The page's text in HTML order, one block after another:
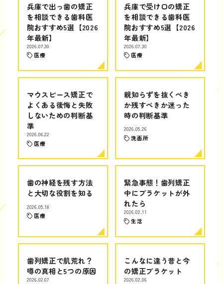
兵庫で出っ歯の矯正
を相談できる歯科医
院おすすめ5選【2026
年最新】
2026.07.30
医療
兵庫で受け口の矯正
を相談できる歯科医
院おすすめ5選【2026
年最新】
2026.07.30
医療
マウスピース矯正で
よくある後悔と失敗
しないための判断基
準
2026.06.22
医療
親知らずを抜くべき
か残すべきか迷った
時の判断基準
2026.05.26
洗面所
歯の神経を残す方法
と大切な役割を知る
2026.05.18
医療
緊急事態！歯列矯正
中にブラケットが外
れたら
2026.02.11
生活
歯列矯正で肌荒れ？
噂の真相と5つの原因
2026.02.07
こんなに違う昔と今
の矯正ブラケット
2026.02.06